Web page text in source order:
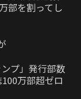
部を割ってし
プ」発行部数
万部超ゼロ